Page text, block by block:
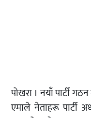
पोखरा । नयाँ पार्टी
एमाले नेताहरू पार्टी